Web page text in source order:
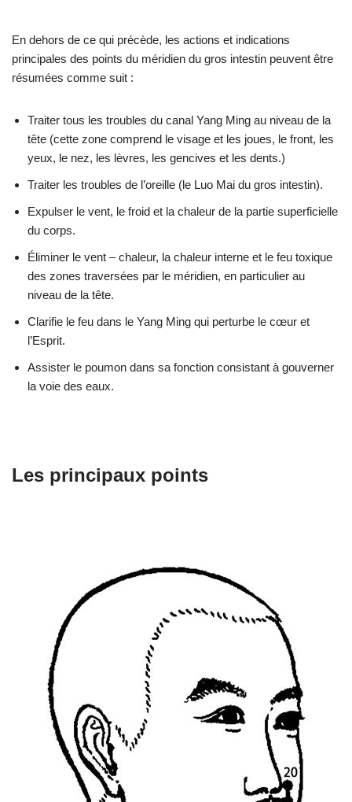
En dehors de ce qui précède, les actions et indications
principales des points du méridien du gros intestin peuvent être
résumées comme suit :
Traiter tous les troubles du canal Yang Ming au niveau de la
tête (cette zone comprend le visage et les joues, le front, les
yeux, le nez, les lèvres, les gencives et les dents.)
Traiter les troubles de l’oreille (le Luo Mai du gros intestin).
Expulser le vent, le froid et la chaleur de la partie superficielle
du corps.
Éliminer le vent – chaleur, la chaleur interne et le feu toxique
des zones traversées par le méridien, en particulier au
niveau de la tête.
Clarifie le feu dans le Yang Ming qui perturbe le cœur et
l’Esprit.
Assister le poumon dans sa fonction consistant à gouverner
la voie des eaux.
Les principaux points